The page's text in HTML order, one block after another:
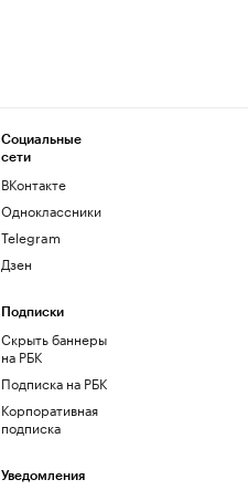
Социальные
сети
ВКонтакте
Одноклассники
Telegram
Дзен
Подписки
Скрыть баннеры
на РБК
Подписка на РБК
Корпоративная
подписка
Уведомления